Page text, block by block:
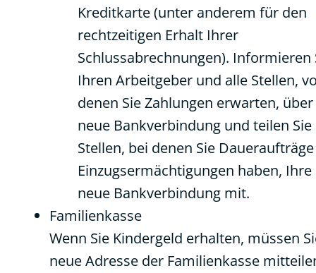
Kreditkarte (unter anderem für den
rechtzeitigen Erhalt Ihrer
Schlussabrechnungen). Informieren
Ihren Arbeitgeber und alle Stellen,
denen Sie Zahlungen erwarten,
neue Bankverbindung und teilen Sie
Stellen, bei denen Sie
Einzugsermächtigungen haben, Ihre
neue Bankverbindung mit.
Familienkasse
Wenn Sie Kindergeld erhalten, müssen
neue Adresse der Familienkasse